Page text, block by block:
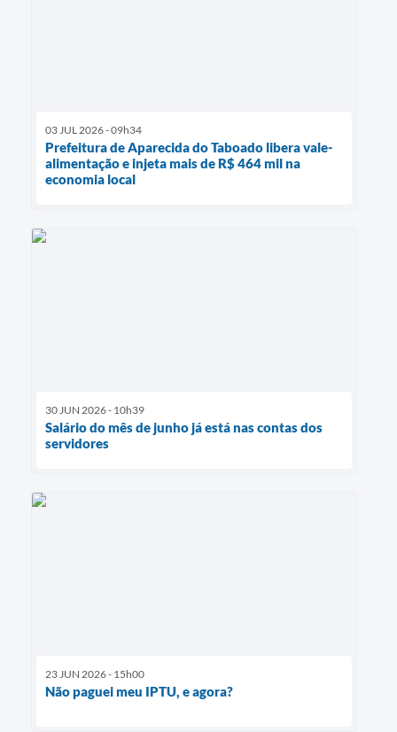
03 JUL 2026 - 09h34
Prefeitura de Aparecida do Taboado libera vale-
alimentação e injeta mais de R$ 464 mil na
economia local
30 JUN 2026 - 10h39
Salário do mês de junho já está nas contas dos
servidores
23 JUN 2026 - 15h00
Não paguei meu IPTU, e agora?